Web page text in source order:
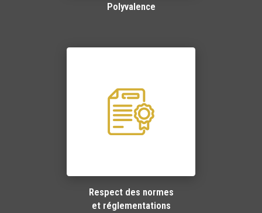
Polyvalence
Respect des normes
et réglementations